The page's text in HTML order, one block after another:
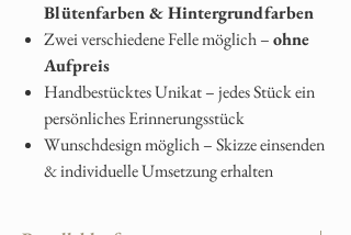
Blütenfarben & Hintergrundfarben
Zwei verschiedene Felle möglich –ohne
Aufpreis
Handbestücktes Unikat – jedes Stück ein
persönliches Erinnerungsstück
Wunschdesign möglich – Skizze einsenden
& individuelle Umsetzung erhalten